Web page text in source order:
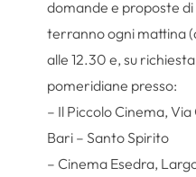
domande e proposte
terranno ogni mattina
alle 12.30 e, su
pomeridiane presso:
– Il Piccolo Cinema,
Bari – Santo Spirito
– Cinema Esedra,